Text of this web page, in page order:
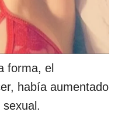
forma, el
había aumentado